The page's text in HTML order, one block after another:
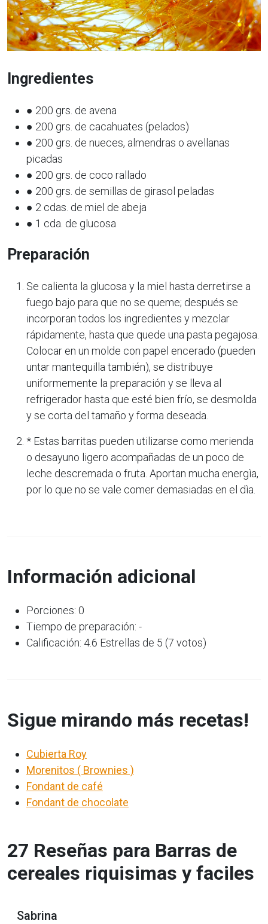
Ingredientes
● 200 grs. de avena
● 200 grs. de cacahuates (pelados)
● 200 grs. de nueces, almendras o avellanas
picadas
● 200 grs. de coco rallado
● 200 grs. de semillas de girasol peladas
● 2 cdas. de miel de abeja
● 1 cda. de glucosa
Preparación
Se calienta la glucosa y la miel hasta derretirse a
fuego bajo para que no se queme; después se
incorporan todos los ingredientes y mezclar
rápidamente, hasta que quede una pasta pegajosa.
Colocar en un molde con papel encerado (pueden
untar mantequilla también), se distribuye
uniformemente la preparación y se lleva al
refrigerador hasta que esté bien frío, se desmolda
y se corta del tamaño y forma deseada.
* Estas barritas pueden utilizarse como merienda
o desayuno ligero acompañadas de un poco de
leche descremada o fruta. Aportan mucha energìa,
por lo que no se vale comer demasiadas en el dìa.
Información adicional
Porciones: 0
Tiempo de preparación: -
Calificación: 4.6 Estrellas de 5 (7 votos)
Sigue mirando más recetas!
Cubierta Roy
Morenitos ( Brownies )
Fondant de café
Fondant de chocolate
27 Reseñas para Barras de
cereales riquisimas y faciles
Sabrina